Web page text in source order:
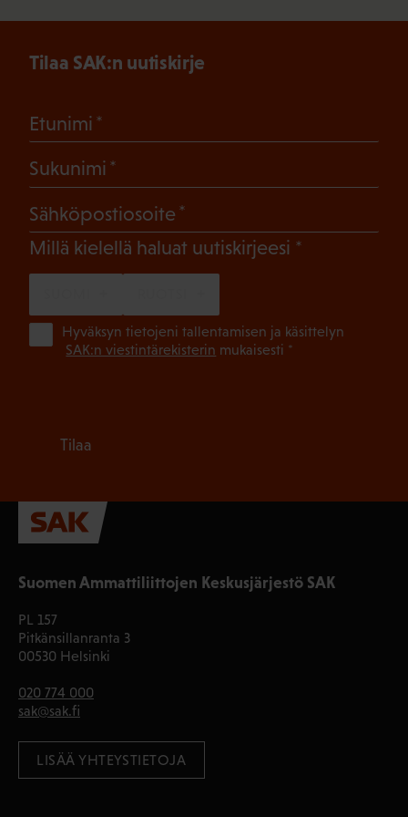
Suomen Ammattiliittojen Keskusjärjestö SAK
PL 157
Pitkänsillanranta 3
00530 Helsinki
020 774 000
sak@sak.fi
LISÄÄ YHTEYSTIETOJA
Tilaa SAK:n uutiskirje
Etunimi
Sukunimi
Sähköpostiosoite
Millä kielellä haluat uutiskirjeesi (Pakollinen)
Hyväksyn tietojeni tallentamisen ja käsittelyn
SAK:n viestintärekisterin mukaisesti *
Tilaa